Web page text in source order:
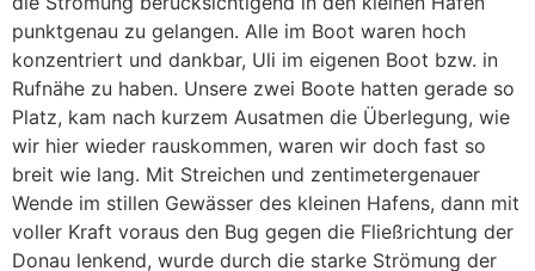
punktgenau zu gelangen. Alle im Boot waren hoch
konzentriert und dankbar, Uli im eigenen Boot bzw. in
Rufnähe zu haben. Unsere zwei Boote hatten gerade so
Platz, kam nach kurzem Ausatmen die Überlegung, wie
wir hier wieder rauskommen, waren wir doch fast so
breit wie lang. Mit Streichen und zentimetergenauer
Wende im stillen Gewässer des kleinen Hafens, dann mit
voller Kraft voraus den Bug gegen die Fließrichtung der
Donau lenkend, wurde durch die starke Strömung der